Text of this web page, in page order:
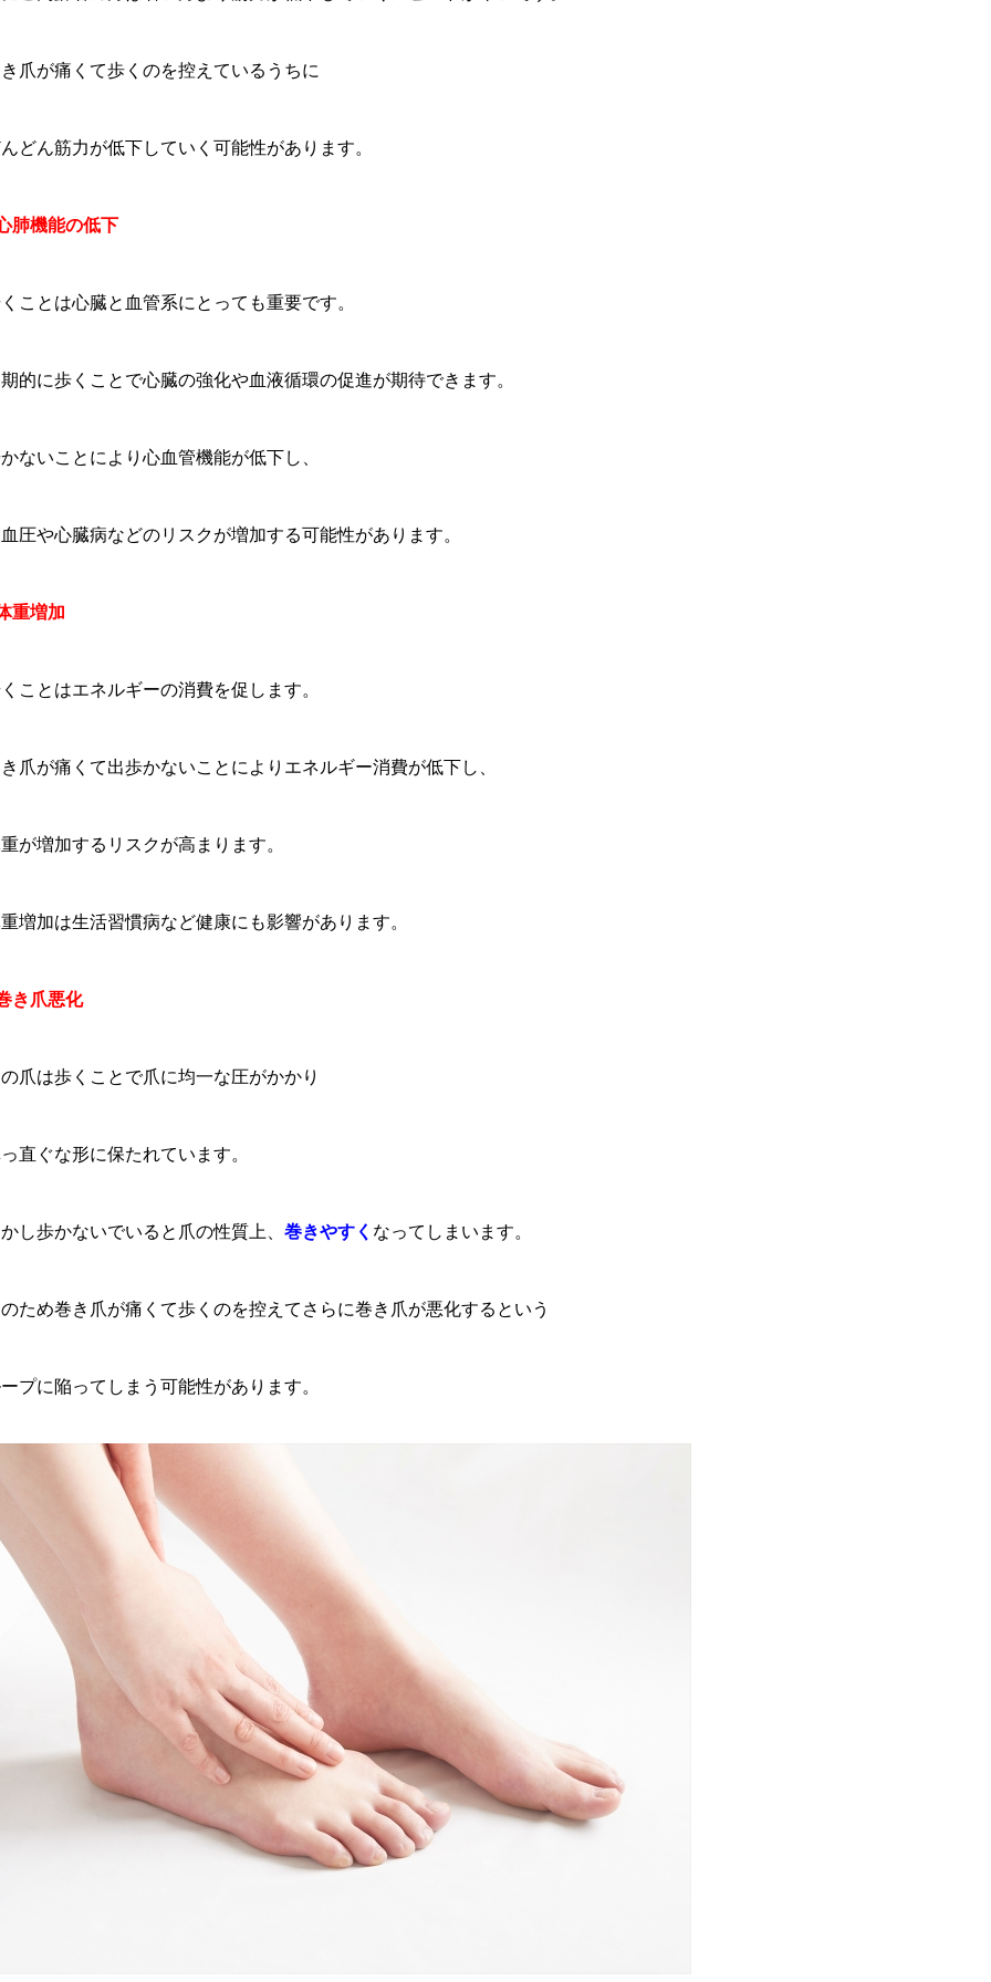
爪が痛くて歩くのを控えているうちに
どん筋力が低下していく 可能性があります。
肺機能の低下
ことは心臓と血管系にとっても重要です。
的に歩くことで心臓の強化や血液循環の促進が期待できます。
ないことにより心血管機能が低下し、
圧や心臓病などのリスクが増加する可能性があります。
重増加
ことはエネルギーの消費を促します。
爪が痛くて出歩かないことによりエネルギー消費が低下し、
が増加するリスクが高まります。
増加は生活習慣病など健康にも影響があります。
き爪悪化
爪は歩くことで爪に均一な圧がかかり
直ぐな形に保たれています。
し歩かないでいると爪の性質上、 巻きやすく なってしまいます。
ため巻き爪が痛くて歩くのを控えてさらに巻き爪が悪化するという
プに陥ってしまう可能性があります。